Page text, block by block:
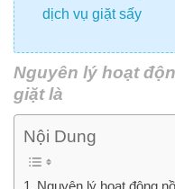
dịch vụ giặt sấy
Nguyên lý hoạt
giặt là
Nội Dung